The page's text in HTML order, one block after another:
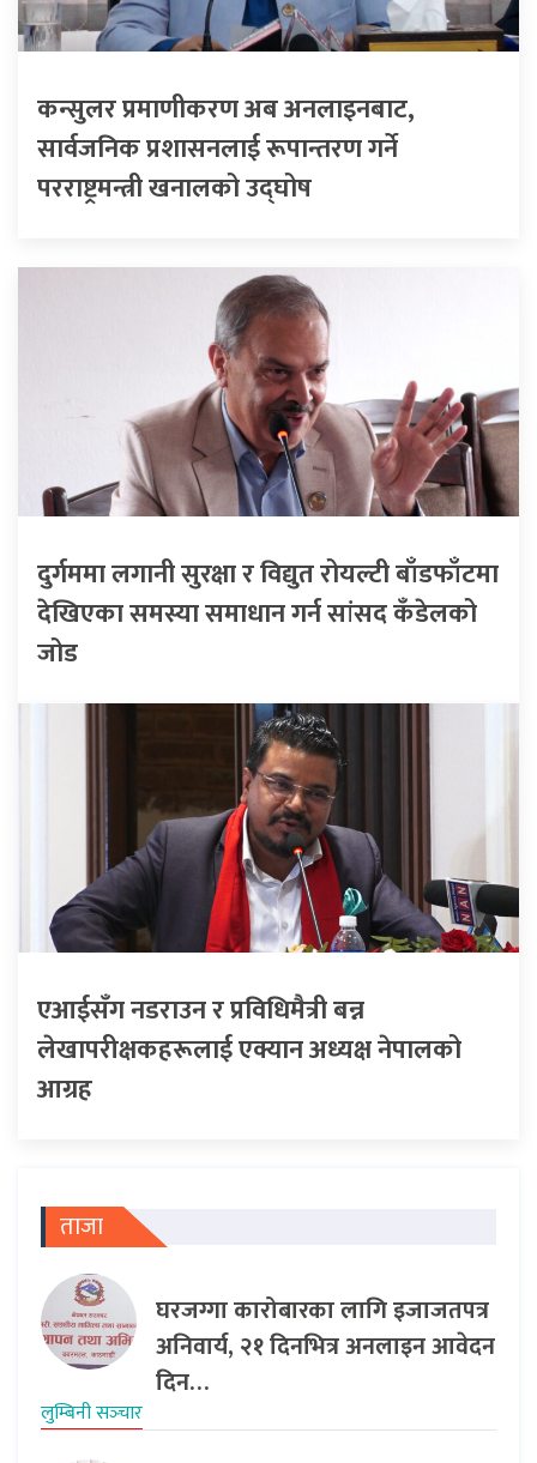
कन्सुलर प्रमाणीकरण अब अनलाइनबाट,
सार्वजनिक प्रशासनलाई रूपान्तरण गर्ने
परराष्ट्रमन्त्री खनालको उद्घोष
दुर्गममा लगानी सुरक्षा र विद्युत रोयल्टी बाँडफाँटमा
देखिएका समस्या समाधान गर्न सांसद कँडेलको
जोड
एआईसँग नडराउन र प्रविधिमैत्री बन्न
लेखापरीक्षकहरूलाई एक्यान अध्यक्ष नेपालको
आग्रह
ताजा
घरजग्गा कारोबारका लागि इजाजतपत्र
अनिवार्य, २१ दिनभित्र अनलाइन आवेदन
दिन…
लुम्बिनी सञ्‍चार